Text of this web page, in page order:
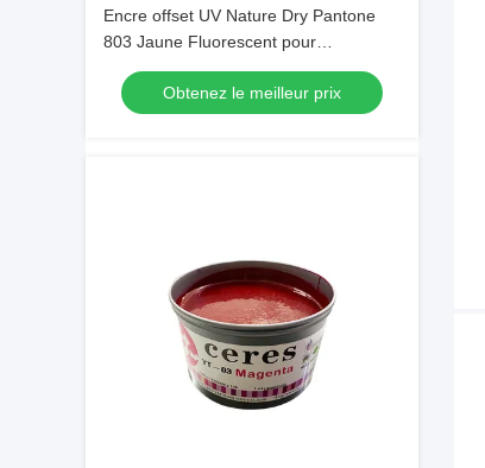
Encre offset UV Nature Dry Pantone
803 Jaune Fluorescent pour
impression offset en 1KG/BOÎTE
Obtenez le meilleur prix